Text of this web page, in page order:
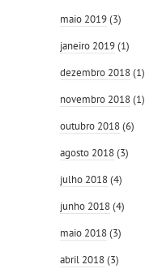
maio 2019(3)
janeiro 2019(1)
dezembro 2018(1)
novembro 2018(1)
outubro 2018(6)
agosto 2018(3)
julho 2018(4)
junho 2018(4)
maio 2018(3)
abril 2018(3)